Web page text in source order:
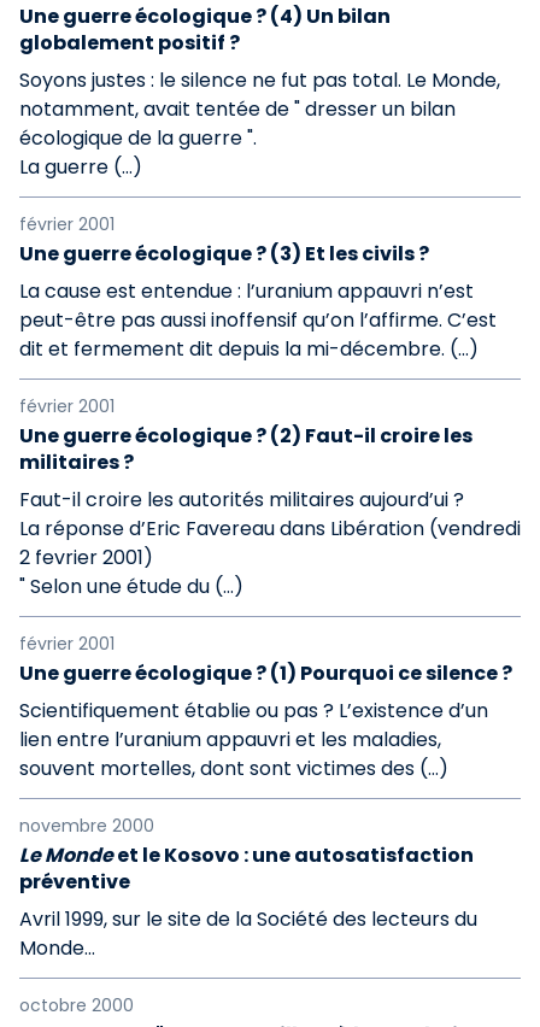
Une guerre écologique ? (4) Un bilan
globalement positif ?
Soyons justes : le silence ne fut pas total. Le Monde,
notamment, avait tentée de " dresser un bilan
écologique de la guerre ".
La guerre (…)
février 2001
Une guerre écologique ? (3) Et les civils ?
La cause est entendue : l’uranium appauvri n’est
peut-être pas aussi inoffensif qu’on l’affirme. C’est
dit et fermement dit depuis la mi-décembre. (…)
février 2001
Une guerre écologique ? (2) Faut-il croire les
militaires ?
Faut-il croire les autorités militaires aujourd’ui ?
La réponse d’Eric Favereau dans Libération (vendredi
2 fevrier 2001)
" Selon une étude du (…)
février 2001
Une guerre écologique ? (1) Pourquoi ce silence ?
Scientifiquement établie ou pas ? L’existence d’un
lien entre l’uranium appauvri et les maladies,
souvent mortelles, dont sont victimes des (…)
novembre 2000
Le Mondeet le Kosovo : une autosatisfaction
préventive
Avril 1999, sur le site de la Société des lecteurs du
Monde...
octobre 2000